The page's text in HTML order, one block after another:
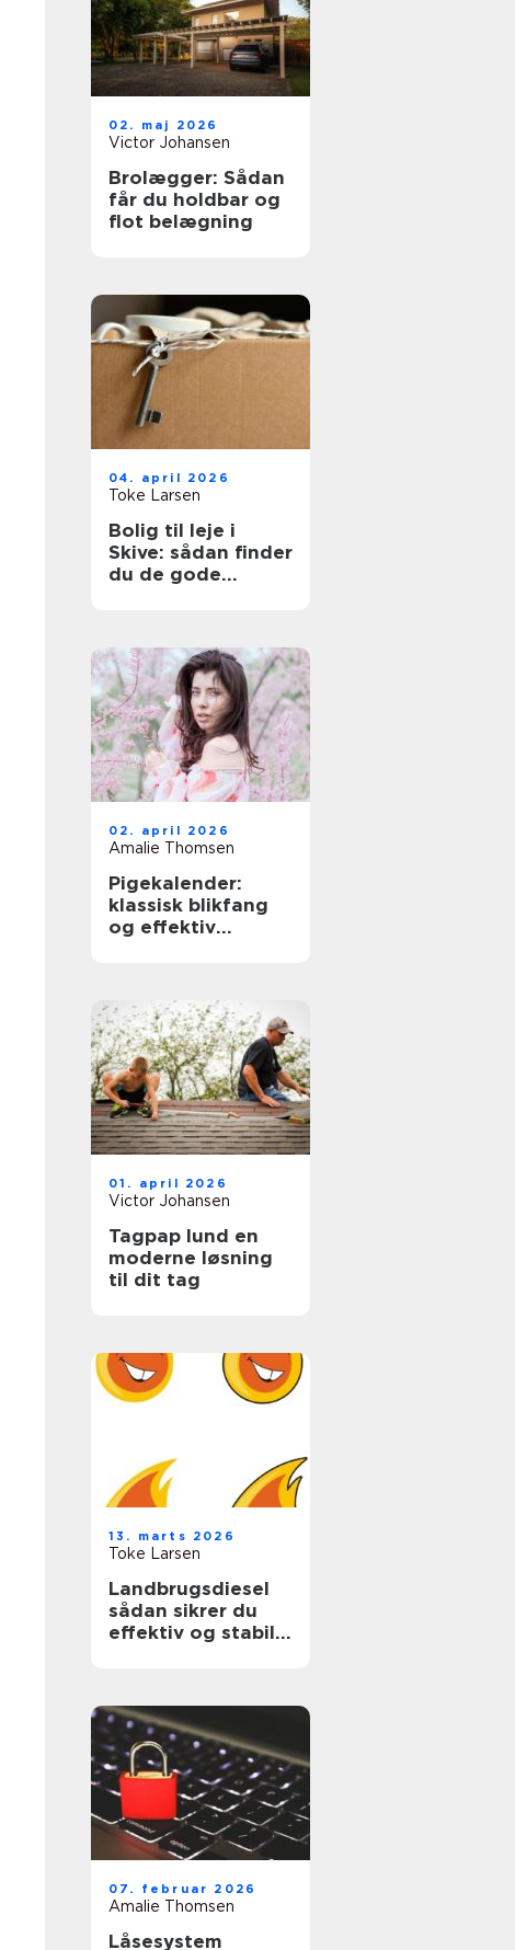
02. maj 2026
Victor Johansen
Brolægger: Sådan
får du holdbar og
flot belægning
04. april 2026
Toke Larsen
Bolig til leje i
Skive: sådan finder
du de gode
02. april 2026
Amalie Thomsen
Pigekalender:
klassisk blikfang
og effektiv
01. april 2026
Victor Johansen
Tagpap lund en
moderne løsning
til dit tag
13. marts 2026
Toke Larsen
Landbrugsdiesel
sådan sikrer du
effektiv og stabil
07. februar 2026
Amalie Thomsen
Låsesystem